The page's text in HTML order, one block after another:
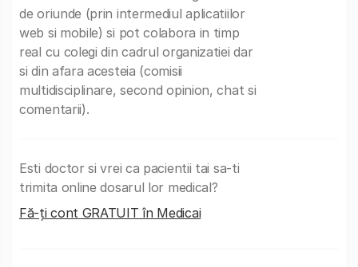
de oriunde (prin intermediul aplicatiilor
web si mobile) si pot colabora in timp
real cu colegi din cadrul organizatiei dar
si din afara acesteia (comisii
multidisciplinare, second opinion, chat si
comentarii).
Esti doctor si vrei ca pacientii tai sa-ti
trimita online dosarul lor medical?
Fă-ți cont GRATUIT în Medicai